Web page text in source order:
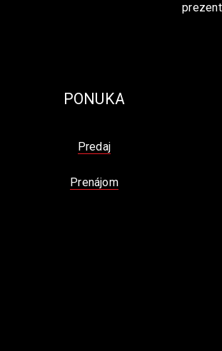
PONUKA
Predaj
Prenájom